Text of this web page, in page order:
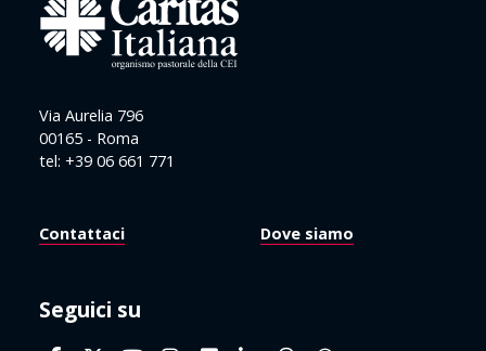
Via Aurelia 796
00165 - Roma
tel: +39 06 661 771
Contattaci Dove siamo
Seguici su